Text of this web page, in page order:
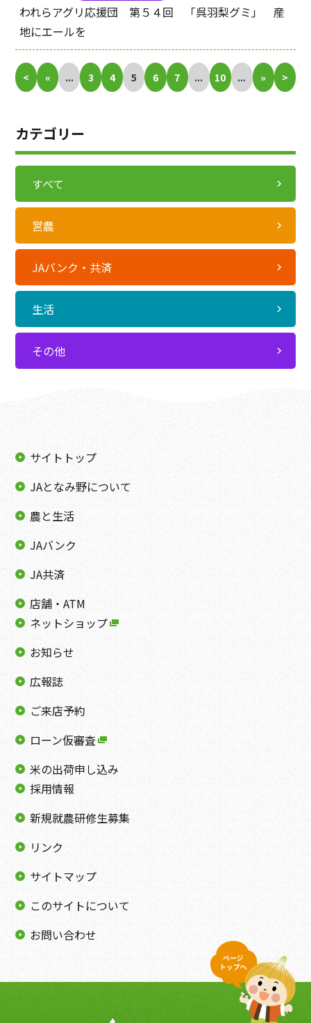
われらアグリ応援団 第５４回 「呉羽梨グミ」 産
地にエールを
< « ... 3 4 5 6 7 ... 10 ... » >
カテゴリー
すべて
営農
JAバンク・共済
生活
その他
サイトトップ
JAとなみ野について
農と生活
JAバンク
JA共済
店舗・ATM
ネットショップ
お知らせ
広報誌
ご来店予約
ローン仮審査
米の出荷申し込み
採用情報
新規就農研修生募集
リンク
サイトマップ
このサイトについて
お問い合わせ